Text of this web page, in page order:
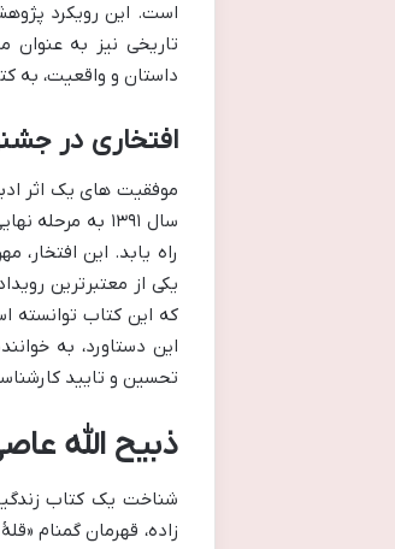
است. این رویکرد
تاریخی نیز به عنوان
داستان و واقعیت، به
افتخاری در
موفقیت های یک اثر
سال ۱۳۹۱ به
راه یابد. این
یکی از معتبرترین
که این کتاب توانسته
این دستاورد، به
تحسین و تایید
ذبیح الله
شناخت یک کتاب
زاده، قهرمان گمنام